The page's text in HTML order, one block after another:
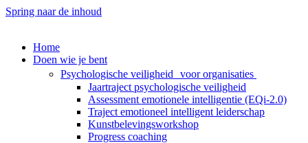
Spring naar de inhoud
Home
Doen wie je bent
Psychologische veiligheid voor organisaties
Jaartraject psychologische veiligheid
Assessment emotionele intelligentie (EQi-2.0)
Traject emotioneel intelligent leiderschap
Kunstbelevingsworkshop
Progress coaching